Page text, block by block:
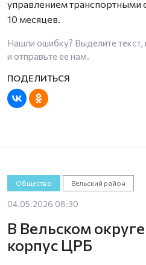
управлением транспортными
10 месяцев.
Нашли ошибку? Выделите
и отправьте ее нам.
Общество Вельский район
04.05.2026 08:30
В Вельском
корпус ЦРБ